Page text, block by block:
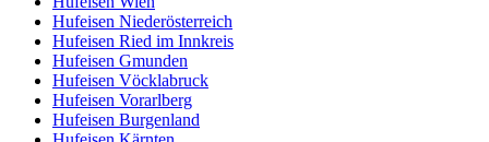
Hufeisen Niederösterreich
Hufeisen Ried im Innkreis
Hufeisen Gmunden
Hufeisen Vöcklabruck
Hufeisen Vorarlberg
Hufeisen Burgenland